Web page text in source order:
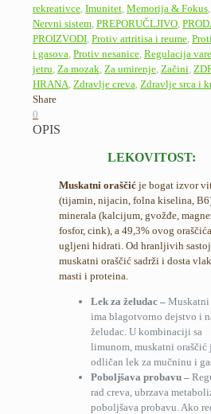
rekreativce Imunitet Memorija & Fokus
Nervni sistem PREPORUČLJIVO
PROIZVODI Protiv artritisa i reume
i gasova Protiv nesanice Regulacija
jetru Za mozak Za umirenje Začini
HRANA Zdravlje creva Zdravlje srca i
Share
0
OPIS
LEKOVITOST:
Muskatni oraščić je bogat izvor
(tijamin, nijacin, folna kiselina,
minerala (kalcijum, gvožđe,
fosfor, cink), a 49,3% ovog
ugljeni hidrati. Od hranljivih
muskatni oraščić sadrži i dosta
masti i proteina.
Lek za želudac – Muskatni
ima blagotvorno dejstvo i
želudac. U kombinaciji sa
limunom, muskatni oraščić
odličan lek za mučninu i
Poboljšava probavu –
rad creva, ubrzava
poboljšava probavu. Ako